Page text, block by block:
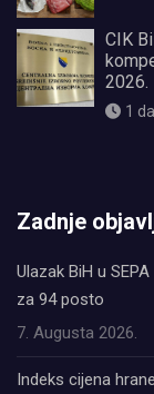
CIK
2026.
1
Zadnje
Ulazak BiH u
za 94 posto
7. Augusta 2026.
Indeks cijena